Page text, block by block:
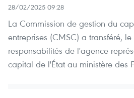
28/02/2025 09:28
La Commission de gestion du
entreprises (CMSC) a transféré,
responsabilités de l'agence
capital de l'État au ministère des